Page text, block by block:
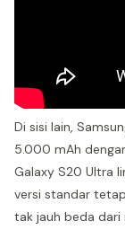
Di sisi lain,
5.000 mAh
Galaxy S20 Ultra
versi standar
tak jauh beda